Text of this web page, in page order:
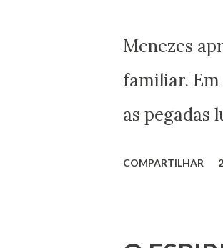
As
Menezes
familiar. Em
as pegadas
COMPARTILHAR